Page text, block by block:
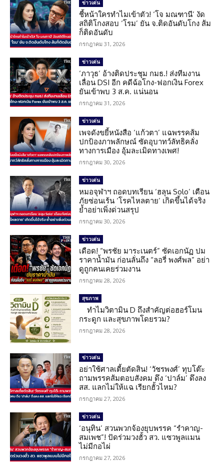
ข่าวเด่น
ชี้หน้าใครทำไมเข้าตัว! ‘โจ มณฑานี’ งัด
สถิติโกงสอบ ‘โรม’ ยัน จ.ติดอันดับโกง ส้ม
ก็ติดอันดับ
กรกฎาคม 31, 2026
ข่าวเด่น
‘ภาวุธ’ อ้างติดประชุม กมธ.! ส่งทีมงาน
เลื่อน DSI อีก คดีฉ้อโกง-ฟอกเงิน Forex
ยันเข้าพบ 3 ส.ค. แน่นอน
กรกฎาคม 31, 2026
ข่าวเด่น
เพจดังขยี้หนังสือ ‘แก้วตา’ แฉพรรคส้ม
ปกป้องภาพลักษณ์ ซัดอุบาทว์ลัทธิคลั่ง
ทางการเมือง อุ้มละเมิดทางเพศ!
กรกฎาคม 30, 2026
ข่าวเด่น
หมอจุฬาฯ ถอดบทเรียน ‘ฮลุน Solo’ เตือน
ภัยซ่อนเร้น ‘โรคไหลตาย’ เกิดขึ้นได้จริง
ย้ำอย่าเพิ่งด่วนสรุป
กรกฎาคม 30, 2026
ข่าวเด่น
เดือด! “พรชัย มาระเนตร์” ซัดเอกนัฏ ปม
ราคาน้ำมัน ก่อนลั่นถึง “ลอรี่ พงศ์พล” อย่า
ดูถูกคนเคยร่วมงาน
กรกฎาคม 28, 2026
สุขภาพ
ทำไมวิตามิน D ถึงสำคัญต่อฮอร์โมน
กระดูก และสุขภาพโดยรวม?
กรกฎาคม 28, 2026
ข่าวเด่น
อย่าใช้ศาลเตี้ยตัดสิน! ‘วัชรพงศ์’ ทุบโต๊ะ
ถามพรรคส้มตอบสังคม ดึง ‘ปาล์ม’ ดึงลง
สส. แลกไม่ให้แฉ เรียกฮั้วไหม?
กรกฎาคม 27, 2026
ข่าวเด่น
‘อนุทิน’ สวนพวกจ้องยุบพรรค “รำคาญ-
สมเพช”! ปัดร่วมวงฮั้ว สว. แซวพูลแมน
ไม่มีกอไผ่
กรกฎาคม 27, 2026